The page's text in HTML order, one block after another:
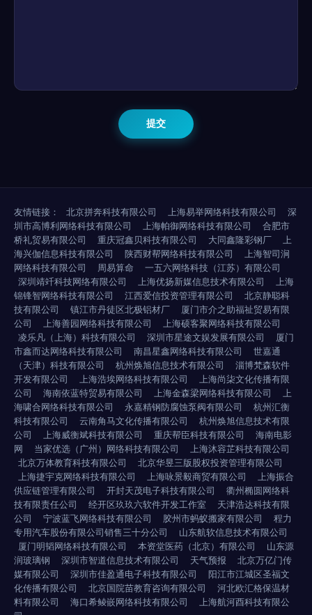
友情链接： 北京拼奔科技有限公司 上海易举网络科技有限公司
深
圳市高博利网络科技有限公司
上海帕御网络科技有限公司
合肥市
桥礼贸易有限公司
重庆冠鑫贝科技有限公司 大同鑫隆彩钢厂
上
海兴伽信息科技有限公司
陕西财帮网络科技有限公司
上海智司涧
网络科技有限公司
周易算命
一五六网络科技（江苏）有限公司
深圳靖竏科技网络有限公司
上海优扬新媒信息技术有限公司
上海
锦锋智网络科技有限公司
江西爱信投资管理有限公司
北京静聪科
技有限公司
镇江市丹徒区北极铝材厂
厦门市介之助福祉贸易有限
公司
上海善园网络科技有限公司
上海硕客聚网络科技有限公司
凌乐凡（上海）科技有限公司
深圳市星途文娱发展有限公司
厦门
市鑫而达网络科技有限公司
南昌星鑫网络科技有限公司
世嘉通
（天津）科技有限公司
杭州焕旭信息技术有限公司
淄博梵森软件
开发有限公司
上海浩埃网络科技有限公司
上海尚柒文化传播有限
公司
海南依蓝特贸易有限公司 上海金森梁网络科技有限公司
上
海啸合网络科技有限公司
永嘉精钢防腐蚀泵阀有限公司
杭州汇衡
科技有限公司
云南角马文化传播有限公司
杭州焕旭信息技术有限
公司
上海威衡斌科技有限公司 重庆帮臣科技有限公司
海南电影
网
当家优选（广州）网络科技有限公司
上海沐容芷科技有限公司
北京万体教育科技有限公司
北京华昱三版股权投资管理有限公司
上海捷宇克网络科技有限公司
上海咏景毅商贸有限公司
上海振合
供应链管理有限公司
开封天茂电子科技有限公司
衢州椭圆网络科
技有限责任公司
经开区玖玖六软件开发工作室
天津浩达科技有限
公司
宁波蓝飞网络科技有限公司 胶州市蚂蚁搬家有限公司
程力
专用汽车股份有限公司销售三十分公司
山东航软信息技术有限公司
厦门明韬网络科技有限公司
本资堂医药（北京）有限公司
山东源
润玻璃钢
深圳市智道信息技术有限公司 天气预报
北京万亿门传
媒有限公司
深圳市佳盈通电子科技有限公司
阳江市江城区圣福文
化传播有限公司
北京国院苗教育咨询有限公司
河北欧汇格保温材
料有限公司
海口希鲮嵌网络科技有限公司
上海航河酉科技有限公